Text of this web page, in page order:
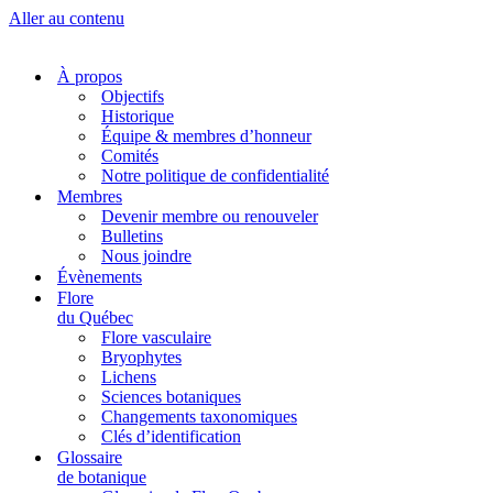
Aller au contenu
À propos
Objectifs
Historique
Équipe & membres d’honneur
Comités
Notre politique de confidentialité
Membres
Devenir membre ou renouveler
Bulletins
Nous joindre
Évènements
Flore
du Québec
Flore vasculaire
Bryophytes
Lichens
Sciences botaniques
Changements taxonomiques
Clés d’identification
Glossaire
de botanique